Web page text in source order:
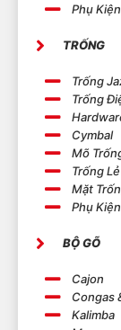
Phụ
TRỐNG
Trống
Trống
Cymbal
Mõ
Trống Lẻ
Mặt
Phụ
BỘ GÕ
Cajon
Congas
Kalimba